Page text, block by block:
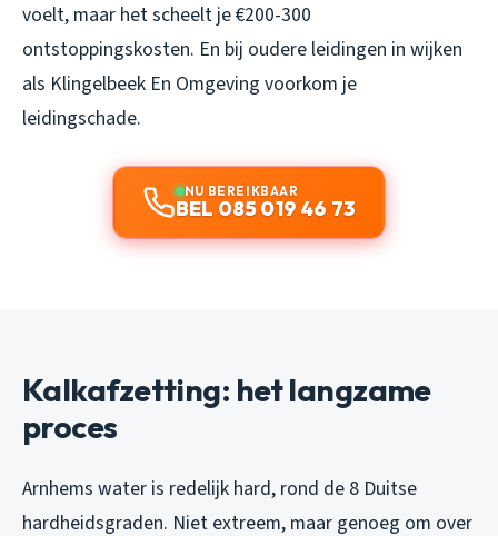
voelt, maar het scheelt je €200-300
ontstoppingskosten. En bij oudere leidingen in wijken
als Klingelbeek En Omgeving voorkom je
leidingschade.
NU BEREIKBAAR
BEL 085 019 46 73
Kalkafzetting: het langzame
proces
Arnhems water is redelijk hard, rond de 8 Duitse
hardheidsgraden. Niet extreem, maar genoeg om over